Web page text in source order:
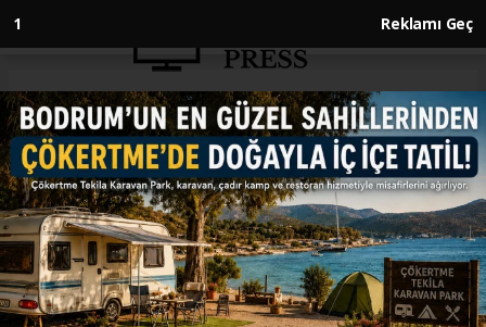
Anasayfa ENGLISH
French parliament’s president
slammed for refusing to hold
minute of silence for staffer
killed in Gaza
ENGLISH
20.12.2023 - 11:38, Güncelleme: 20.12.2023 - 11:38